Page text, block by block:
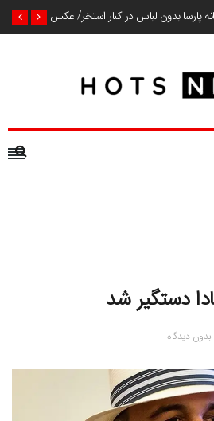
پارسا بدون لباس در کنار استخر/ عکس
دستگیر شد
بدون دیدگاه